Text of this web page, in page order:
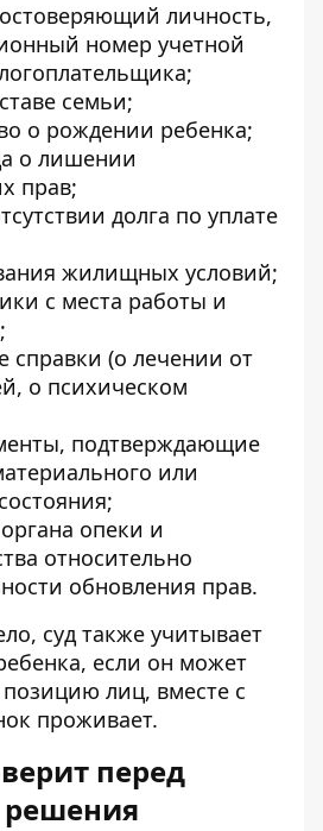
личность,
номер учетной
семьи;
о рождении ребенка;
о лишении
прав;
долга по уплате
жилищных условий;
с места работы и
справки (о лечении от
о психическом
подтверждающие
или
опеки и
относительно
обновления прав.
суд также учитывает
если он может
лиц, вместе с
проживает.
перед